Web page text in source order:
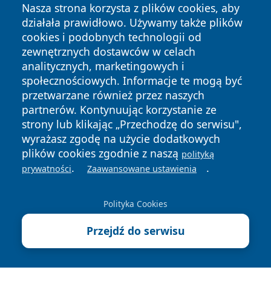
Nasza strona korzysta z plików cookies, aby
działała prawidłowo. Używamy także plików
cookies i podobnych technologii od
zewnętrznych dostawców w celach
analitycznych, marketingowych i
społecznościowych. Informacje te mogą być
przetwarzane również przez naszych
partnerów. Kontynuując korzystanie ze
strony lub klikając „Przechodzę do serwisu",
wyrażasz zgodę na użycie dodatkowych
plików cookies zgodnie z naszą polityką
prywatności. Zaawansowane ustawienia .
Polityka Cookies
Przejdź do serwisu
Copyright © 2026 tuzamosc.pl Wszystkie prawa zastrzeżone.
News Autorzy
Polityka
Prywatności
Polityka
Cookies